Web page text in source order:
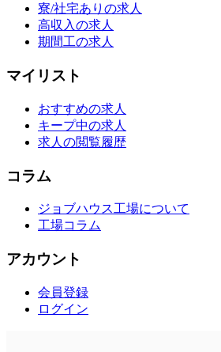
寮/社宅ありの求人
高収入の求人
期間工の求人
マイリスト
おすすめの求人
キープ中の求人
求人の閲覧履歴
コラム
ジョブハウス工場について
工場コラム
アカウント
会員登録
ログイン